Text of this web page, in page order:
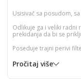
Usisivač sa posudom,
Odlikuje ga i veliki radni
prekidanja da bi se
Poseduje trajni perivi
Pročitaj više